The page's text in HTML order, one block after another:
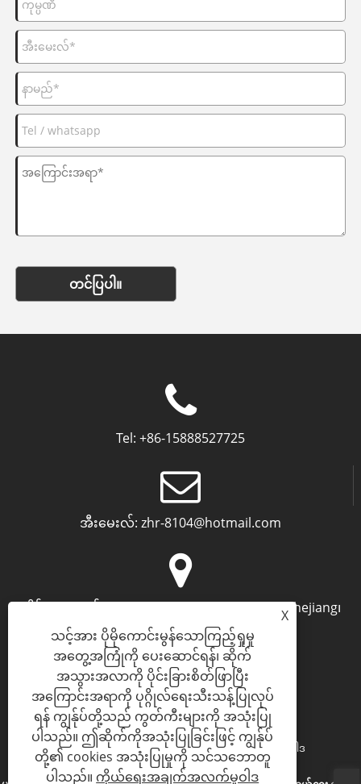
တင်ပြပါ။
Tel: +86-15888527725
အီးမေးလ်: zhr-8104@hotmail.com
လိပ်စာ:အထပ် 2၊ Nanbang Mingzuo၊ Ningbo၊ Zhejiang၊
တရုတ်နိုင်ငံ
Links Sitemap RSS XML ကိုယ်ရေးအချက်အလက်မူဝါဒ
X
သင့်အား ပိုမိုကောင်းမွန်သောကြည့်ရှုမှု
အတွေ့အကြုံကို ပေးဆောင်ရန်၊ ဆိုက်
အသွားအလာကို ပိုင်းခြားစိတ်ဖြာပြီး
အကြောင်းအရာကို ပုဂ္ဂိုလ်ရေးသီးသန့်ပြုလုပ်
ရန် ကျွန်ုပ်တို့သည် ကွတ်ကီးများကို အသုံးပြု
ပါသည်။ ဤဆိုက်ကိုအသုံးပြုခြင်းဖြင့် ကျွန်ုပ်
တို့၏ cookies အသုံးပြုမှုကို သင်သဘောတူ
ပါသည်။ ကိုယ်ရေးအချက်အလက်မူဝါဒ